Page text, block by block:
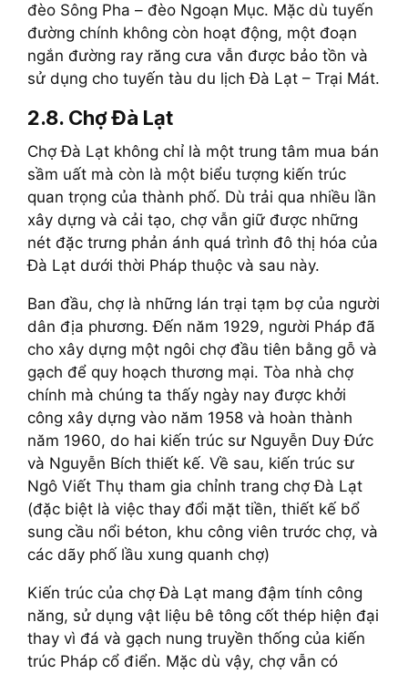
đèo Sông Pha – đèo Ngoạn Mục. Mặc dù tuyến
đường chính không còn hoạt động, một đoạn
ngắn đường ray răng cưa vẫn được bảo tồn và
sử dụng cho tuyến tàu du lịch Đà Lạt – Trại Mát.
2.8. Chợ Đà Lạt
Chợ Đà Lạt không chỉ là một trung tâm mua bán
sầm uất mà còn là một biểu tượng kiến trúc
quan trọng của thành phố. Dù trải qua nhiều lần
xây dựng và cải tạo, chợ vẫn giữ được những
nét đặc trưng phản ánh quá trình đô thị hóa của
Đà Lạt dưới thời Pháp thuộc và sau này.
Ban đầu, chợ là những lán trại tạm bợ của người
dân địa phương. Đến năm 1929, người Pháp đã
cho xây dựng một ngôi chợ đầu tiên bằng gỗ và
gạch để quy hoạch thương mại. Tòa nhà chợ
chính mà chúng ta thấy ngày nay được khởi
công xây dựng vào năm 1958 và hoàn thành
năm 1960, do hai kiến trúc sư Nguyễn Duy Đức
và Nguyễn Bích thiết kế. Về sau, kiến trúc sư
Ngô Viết Thụ tham gia chỉnh trang chợ Đà Lạt
(đặc biệt là việc thay đổi mặt tiền, thiết kế bổ
sung cầu nổi béton, khu công viên trước chợ, và
các dãy phố lầu xung quanh chợ)
Kiến trúc của chợ Đà Lạt mang đậm tính công
năng, sử dụng vật liệu bê tông cốt thép hiện đại
thay vì đá và gạch nung truyền thống của kiến
trúc Pháp cổ điển. Mặc dù vậy, chợ vẫn có